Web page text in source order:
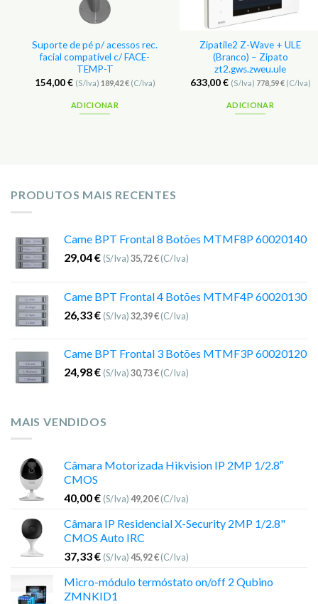
Suporte de pé p/ acessos rec.
facial compatível c/ FACE-
TEMP-T
154,00€ (S/Iva) 189,42€(C/Iva)
ADICIONAR
Zipatile2 Z-Wave + ULE
(Branco) – Zipato
zt2.gws.zweu.ule
633,00€ (S/Iva) 778,59€(C/Iva)
ADICIONAR
PRODUTOS MAIS RECENTES
Came BPT Frontal 8 Botões MTMF8P 60020140
29,04€ (S/Iva)35,72€(C/Iva)
Came BPT Frontal 4 Botões MTMF4P 60020130
26,33€ (S/Iva)32,39€(C/Iva)
Came BPT Frontal 3 Botões MTMF3P 60020120
24,98€ (S/Iva)30,73€(C/Iva)
MAIS VENDIDOS
Câmara Motorizada Hikvision IP 2MP 1/2.8″
CMOS
40,00€ (S/Iva)49,20€(C/Iva)
Câmara IP Residencial X-Security 2MP 1/2.8"
CMOS Auto IRC
37,33€ (S/Iva)45,92€(C/Iva)
Micro-módulo termóstato on/off 2 Qubino
ZMNKID1